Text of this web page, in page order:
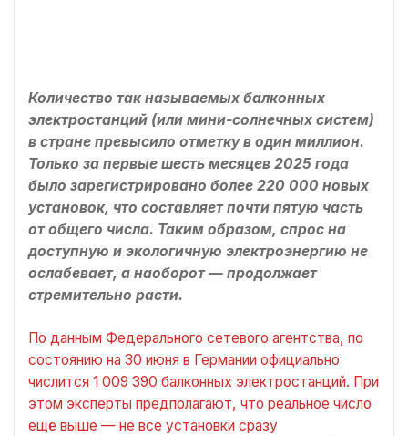
Количество так называемых балконных
электростанций (или мини-солнечных систем)
в стране превысило отметку в один миллион.
Только за первые шесть месяцев 2025 года
было зарегистрировано более 220 000 новых
установок, что составляет почти пятую часть
от общего числа. Таким образом, спрос на
доступную и экологичную электроэнергию не
ослабевает, а наоборот — продолжает
стремительно расти.
По данным Федерального сетевого агентства, по
состоянию на 30 июня в Германии официально
числится 1 009 390 балконных электростанций. При
этом эксперты предполагают, что реальное число
ещё выше — не все установки сразу